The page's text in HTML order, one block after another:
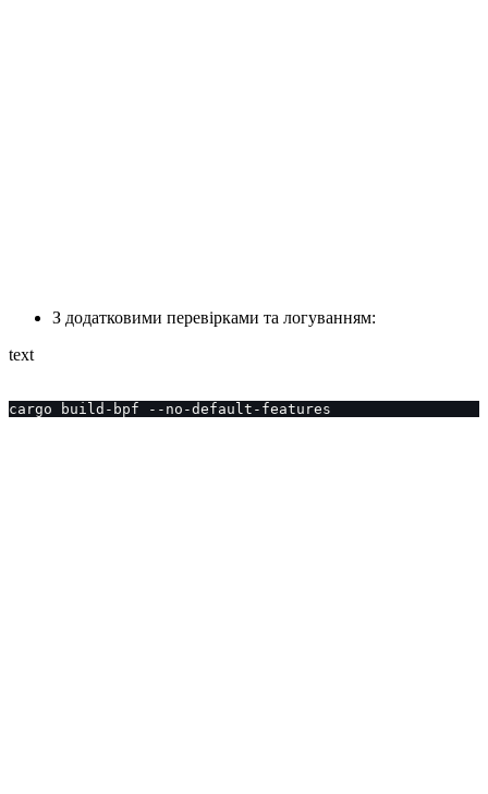
З додатковими перевірками та логуванням:
text
cargo build-bpf --no-default-features